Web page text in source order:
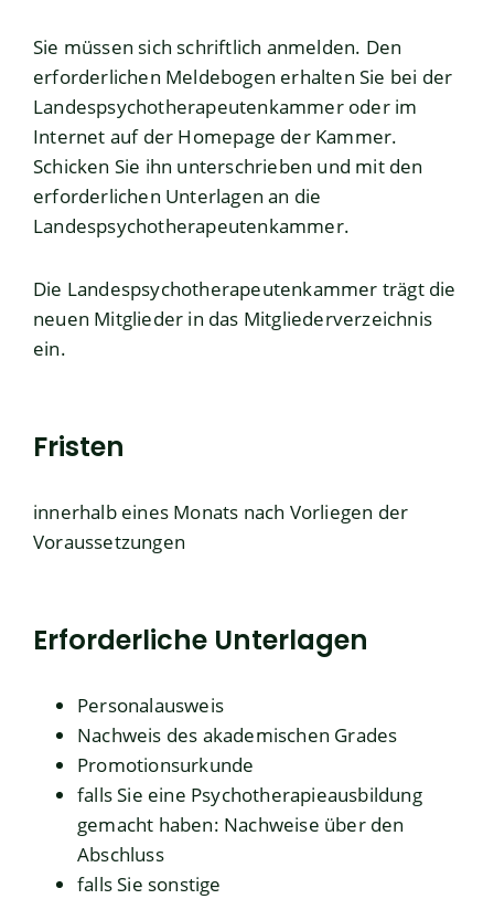
Sie müssen sich schriftlich anmelden. Den
erforderlichen Meldebogen erhalten Sie bei der
Landespsychotherapeutenkammer oder im
Internet auf der Homepage der Kammer.
Schicken Sie ihn unterschrieben und mit den
erforderlichen Unterlagen an die
Landespsychotherapeutenkammer.
Die Landespsychotherapeutenkammer trägt die
neuen Mitglieder in das Mitgliederverzeichnis
ein.
Fristen
innerhalb eines Monats nach Vorliegen der
Voraussetzungen
Erforderliche Unterlagen
Personalausweis
Nachweis des akademischen Grades
Promotionsurkunde
falls Sie eine Psychotherapieausbildung
gemacht haben: Nachweise über den
Abschluss
falls Sie sonstige